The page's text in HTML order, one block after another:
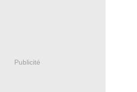
Publicité